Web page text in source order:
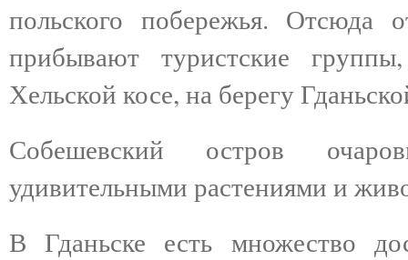
польского побережья.
прибывают туристские
Хельской косе, на берегу
Собешевский остров
удивительными растениями и
В Гданьске есть множество